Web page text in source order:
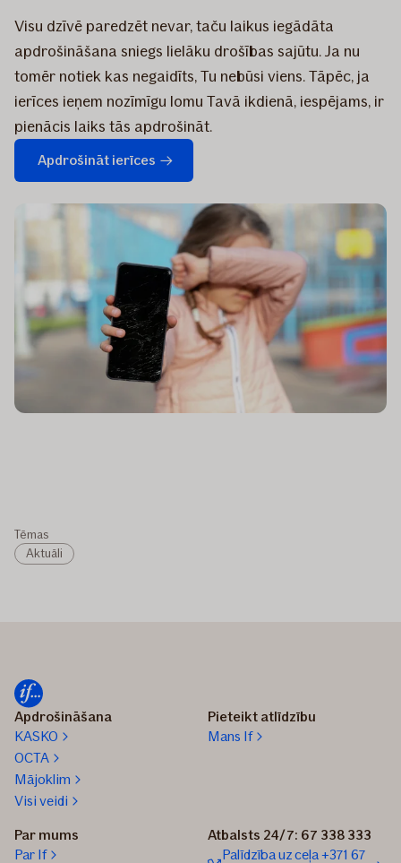
Visu dzīvē paredzēt nevar, taču laikus iegādāta
apdrošināšana sniegs lielāku drošības sajūtu. Ja nu
tomēr notiek kas negaidīts, Tu nebūsi viens. Tāpēc, ja
ierīces ieņem nozīmīgu lomu Tavā ikdienā, iespējams, ir
pienācis laiks tās apdrošināt.
Apdrošināt ierīces
Tēmas
Aktuāli
Apdrošināšana
KASKO
OCTA
Mājoklim
Visi veidi
Pieteikt atlīdzību
Mans If
Par mums
Par If
Atbalsts 24/7: 67 338 333
Palīdzība uz ceļa +371 67